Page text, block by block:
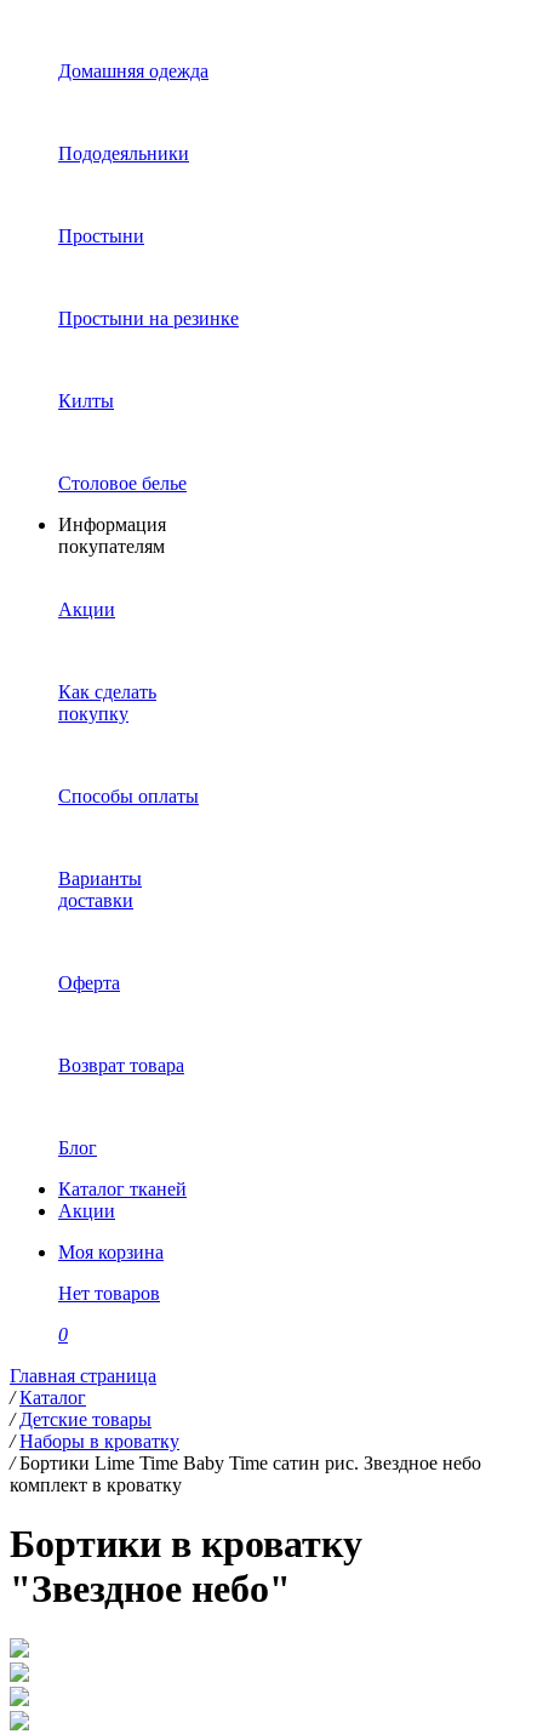
Домашняя одежда
Пододеяльники
Простыни
Простыни на резинке
Килты
Столовое белье
Информация
покупателям
Акции
Как сделать
покупку
Способы оплаты
Варианты
доставки
Оферта
Возврат товара
Блог
Каталог тканей
Акции
Моя корзина
Нет товаров
0
Главная страница
/ Каталог
/ Детские товары
/ Наборы в кроватку
/ Бортики Lime Time Baby Time сатин рис. Звездное небо
комплект в кроватку
Бортики в кроватку
"Звездное небо"